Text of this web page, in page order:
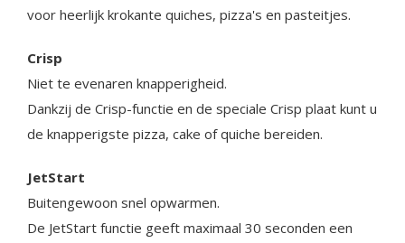
voor heerlijk krokante quiches, pizza's en pasteitjes.
Crisp
Niet te evenaren knapperigheid.
Dankzij de Crisp-functie en de speciale Crisp plaat kunt u
de knapperigste pizza, cake of quiche bereiden.
JetStart
Buitengewoon snel opwarmen.
De JetStart functie geeft maximaal 30 seconden een